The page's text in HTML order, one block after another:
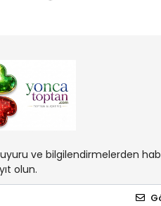
ve bilgilendirmelerden
olun.